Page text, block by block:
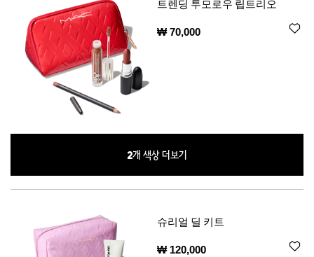
트렌딩 투모로우 립트리오
₩ 70,000
2개 색상 더보기
슈리얼 딜 키트
₩ 120,000